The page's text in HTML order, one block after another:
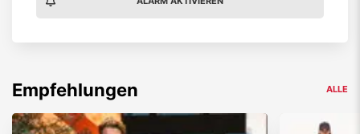
Empfehlungen ALLE